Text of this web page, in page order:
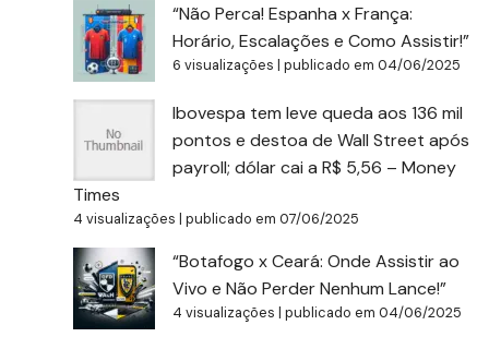
“Não Perca! Espanha x França:
Horário, Escalações e Como Assistir!”
6 visualizações |publicado em 04/06/2025
Ibovespa tem leve queda aos 136 mil
pontos e destoa de Wall Street após
payroll; dólar cai a R$ 5,56 – Money
Times
4 visualizações |publicado em 07/06/2025
“Botafogo x Ceará: Onde Assistir ao
Vivo e Não Perder Nenhum Lance!”
4 visualizações |publicado em 04/06/2025